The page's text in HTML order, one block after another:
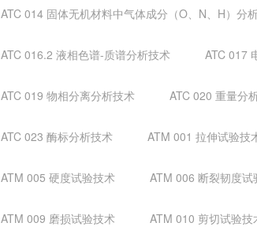
ATC 014 固体无机材料中气体成分（O、N、H）分
ATC 016.2 液相色谱-质谱分析技术 ATC 017
ATC 019 物相分离分析技术 ATC 020 重量分
ATC 023 酶标分析技术 ATM 001 拉伸试验技
ATM 005 硬度试验技术 ATM 006 断裂韧度试
ATM 009 磨损试验技术 ATM 010 剪切试验技